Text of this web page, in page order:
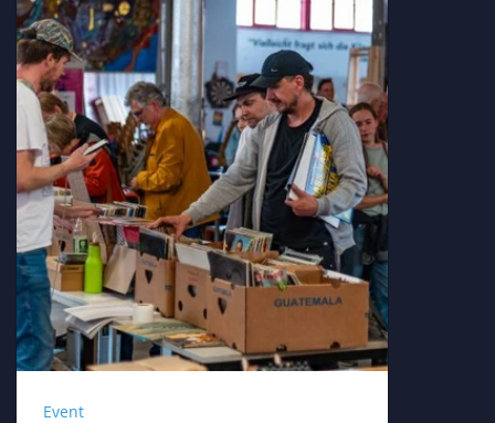
Event